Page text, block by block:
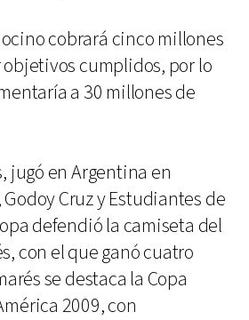
cobrará cinco millones
objetivos cumplidos, por lo
a 30 millones de
jugó en Argentina en
Cruz y Estudiantes de
defendió la camiseta del
con el que ganó cuatro
se destaca la Copa
2009, con